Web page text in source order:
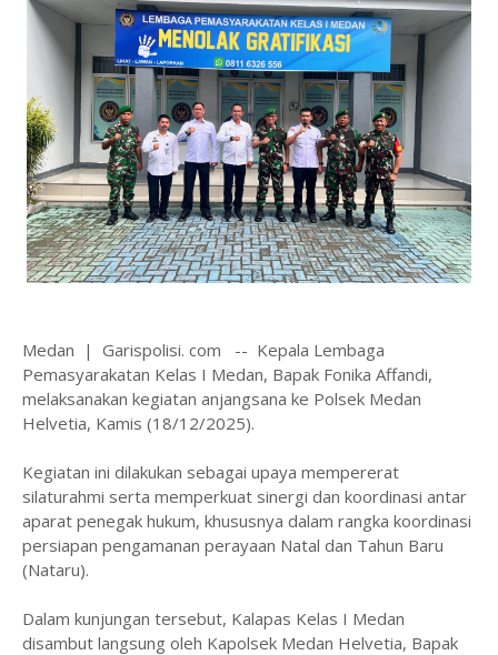
Medan | Garispolisi. com -- Kepala Lembaga
Pemasyarakatan Kelas I Medan, Bapak Fonika Affandi,
melaksanakan kegiatan anjangsana ke Polsek Medan
Helvetia, Kamis (18/12/2025).
Kegiatan ini dilakukan sebagai upaya mempererat
silaturahmi serta memperkuat sinergi dan koordinasi antar
aparat penegak hukum, khususnya dalam rangka koordinasi
persiapan pengamanan perayaan Natal dan Tahun Baru
(Nataru).
Dalam kunjungan tersebut, Kalapas Kelas I Medan
disambut langsung oleh Kapolsek Medan Helvetia, Bapak